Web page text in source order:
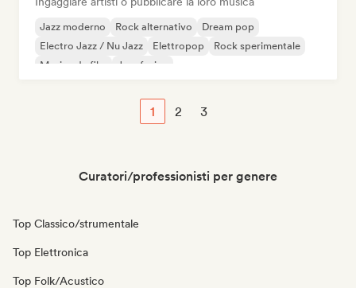
Jazz moderno Rock alternativo
Dream pop
Electro Jazz / Nu Jazz
Elettropop
Rock sperimentale
Musica da film
Jazz fusion
1 2 3
Curatori/professionisti per genere
Top Classico/strumentale
Top Elettronica
Top Folk/Acustico